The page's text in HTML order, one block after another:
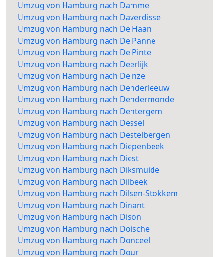
Umzug von Hamburg nach Damme
Umzug von Hamburg nach Daverdisse
Umzug von Hamburg nach De Haan
Umzug von Hamburg nach De Panne
Umzug von Hamburg nach De Pinte
Umzug von Hamburg nach Deerlijk
Umzug von Hamburg nach Deinze
Umzug von Hamburg nach Denderleeuw
Umzug von Hamburg nach Dendermonde
Umzug von Hamburg nach Dentergem
Umzug von Hamburg nach Dessel
Umzug von Hamburg nach Destelbergen
Umzug von Hamburg nach Diepenbeek
Umzug von Hamburg nach Diest
Umzug von Hamburg nach Diksmuide
Umzug von Hamburg nach Dilbeek
Umzug von Hamburg nach Dilsen-Stokkem
Umzug von Hamburg nach Dinant
Umzug von Hamburg nach Dison
Umzug von Hamburg nach Doische
Umzug von Hamburg nach Donceel
Umzug von Hamburg nach Dour